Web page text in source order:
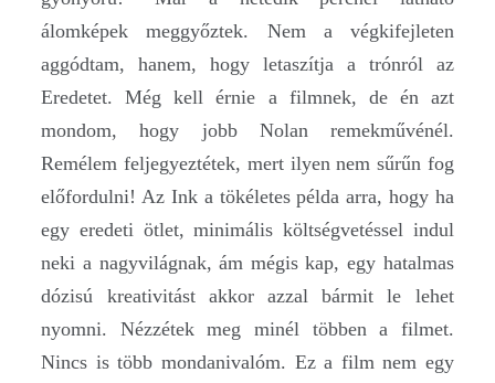
álomképek meggyőztek. Nem a végkifejleten
aggódtam, hanem, hogy letaszítja a trónról az
Eredetet. Még kell érnie a filmnek, de én azt
mondom, hogy jobb Nolan remekművénél.
Remélem feljegyeztétek, mert ilyen nem sűrűn fog
előfordulni! Az Ink a tökéletes példa arra, hogy ha
egy eredeti ötlet, minimális költségvetéssel indul
neki a nagyvilágnak, ám mégis kap, egy hatalmas
dózisú kreativitást akkor azzal bármit le lehet
nyomni. Nézzétek meg minél többen a filmet.
Nincs is több mondanivalóm. Ez a film nem egy